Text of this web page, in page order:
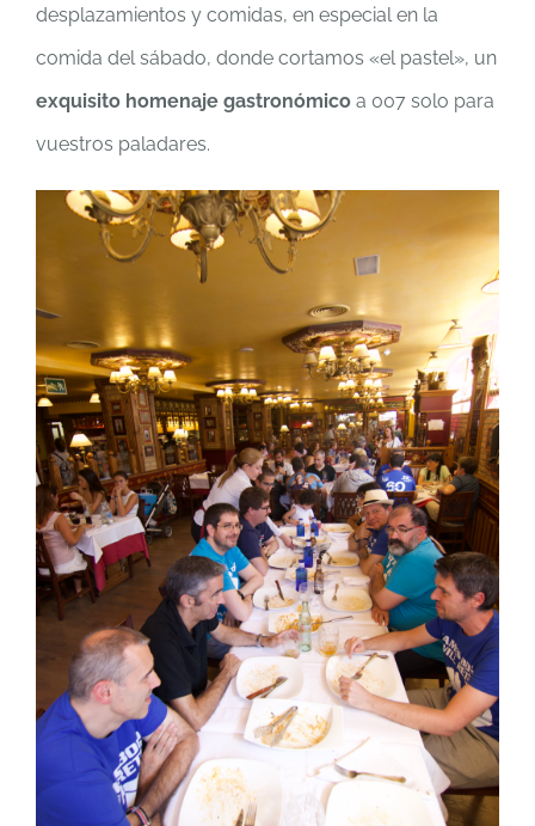
desplazamientos y comidas, en especial en la
comida del sábado, donde cortamos «el pastel», un
exquisito homenaje gastronómico a 007 solo para
vuestros paladares.